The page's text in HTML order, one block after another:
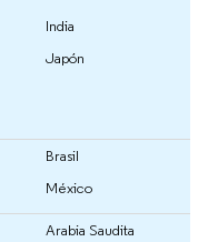
India
Japón
Brasil
México
Arabia Saudita